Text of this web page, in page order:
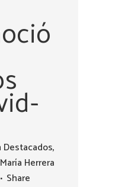
Destacados,
Herrera
Share